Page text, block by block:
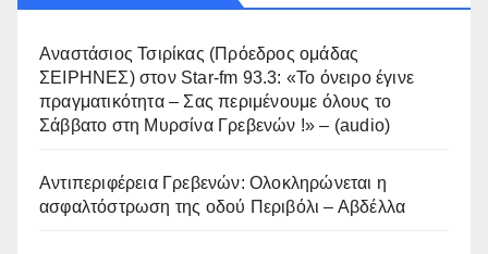
Αναστάσιος Τσιρίκας (Πρόεδρος ομάδας
ΣΕΙΡΗΝΕΣ) στον Star-fm 93.3: «Το όνειρο έγινε
πραγματικότητα – Σας περιμένουμε όλους το
Σάββατο στη Μυρσίνα Γρεβενών !» – (audio)
Αντιπεριφέρεια Γρεβενών: Ολοκληρώνεται η
ασφαλτόστρωση της οδού Περιβόλι – Αβδέλλα